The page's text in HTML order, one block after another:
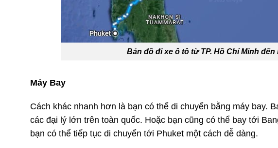
Bản đồ đi xe ô tô từ TP. Hồ Chí Minh đến
Máy Bay
Cách khác nhanh hơn là bạn có thể di chuyển bằng máy bay.
các đại lý lớn trên toàn quốc. Hoặc bạn cũng có thể bay tới
bạn có thể tiếp tục di chuyển tới Phuket một cách dễ dàng.